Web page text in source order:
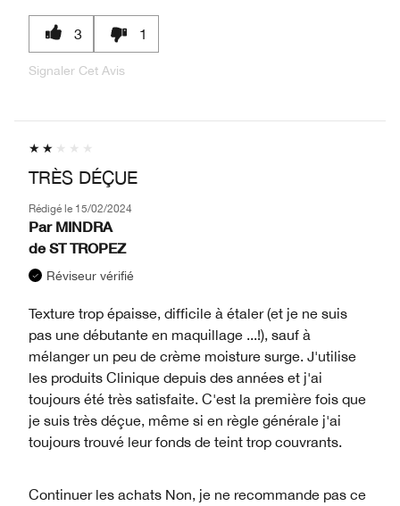
3 1
Signaler Cet Avis
TRÈS DÉÇUE
Rédigé le 15/02/2024
Par MINDRA
de ST TROPEZ
Réviseur vérifié
Texture trop épaisse, difficile à étaler (et je ne suis
pas une débutante en maquillage ...!), sauf à
mélanger un peu de crème moisture surge. J'utilise
les produits Clinique depuis des années et j'ai
toujours été très satisfaite. C'est la première fois que
je suis très déçue, même si en règle générale j'ai
toujours trouvé leur fonds de teint trop couvrants.
Continuer les achats Non, je ne recommande pas ce